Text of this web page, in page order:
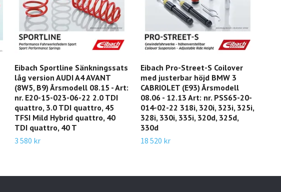
Eibach Sportline Sänkningssats
låg version AUDI A4 AVANT
(8W5, B9) Årsmodell 08.15 - Art:
nr. E20-15-023-06-22 2.0 TDI
quattro, 3.0 TDI quattro, 45
TFSI Mild Hybrid quattro, 40
TDI quattro, 40 T
3 580 kr
Eibach Pro-Street-S Coilover
med justerbar höjd BMW 3
CABRIOLET (E93) Årsmodell
08.06 - 12.13 Art: nr. PSS65-20-
014-02-22 318i, 320i, 323i, 325i,
328i, 330i, 335i, 320d, 325d,
330d
18 520 kr